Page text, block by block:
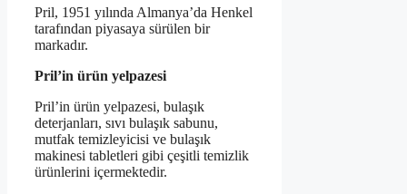
Pril, 1951 yılında Almanya’da Henkel
tarafından piyasaya sürülen bir
markadır.
Pril’in ürün yelpazesi
Pril’in ürün yelpazesi, bulaşık
deterjanları, sıvı bulaşık sabunu,
mutfak temizleyicisi ve bulaşık
makinesi tabletleri gibi çeşitli temizlik
ürünlerini içermektedir.